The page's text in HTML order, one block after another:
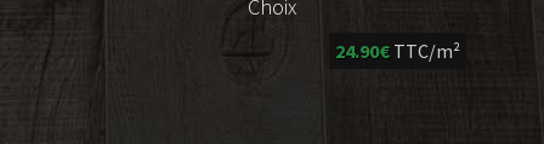
Choix
24.90€ TTC/m²